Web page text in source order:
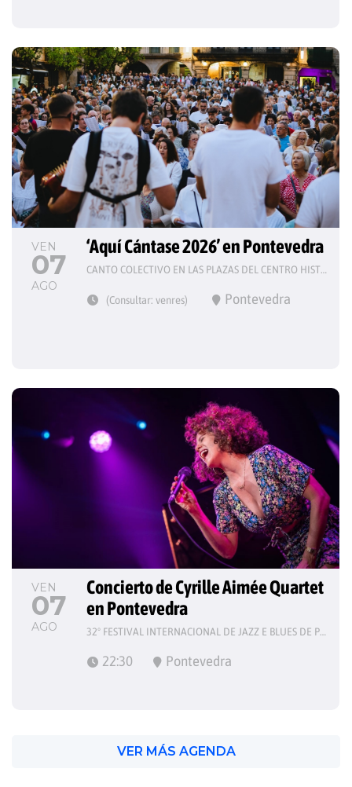
VEN
07
AGO
‘Aquí Cántase 2026’ en Pontevedra
CANTO COLECTIVO EN LAS PLAZAS DEL CENTRO HISTÓRICO
(Consultar: venres) Pontevedra
VEN
07
AGO
Concierto de Cyrille Aimée Quartet
en Pontevedra
32º FESTIVAL INTERNACIONAL DE JAZZ E BLUES DE PONTEVEDRA
22:30 Pontevedra
VER MÁS AGENDA